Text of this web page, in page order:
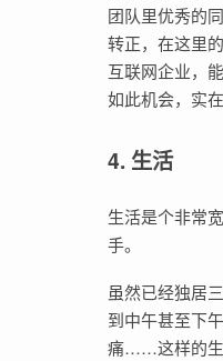
团队里优秀的
转正，在这里
互联网企业，
如此机会，实
4. 生活
生活是个非常
手。
虽然已经独居
到中午甚至下
痛……这样的生